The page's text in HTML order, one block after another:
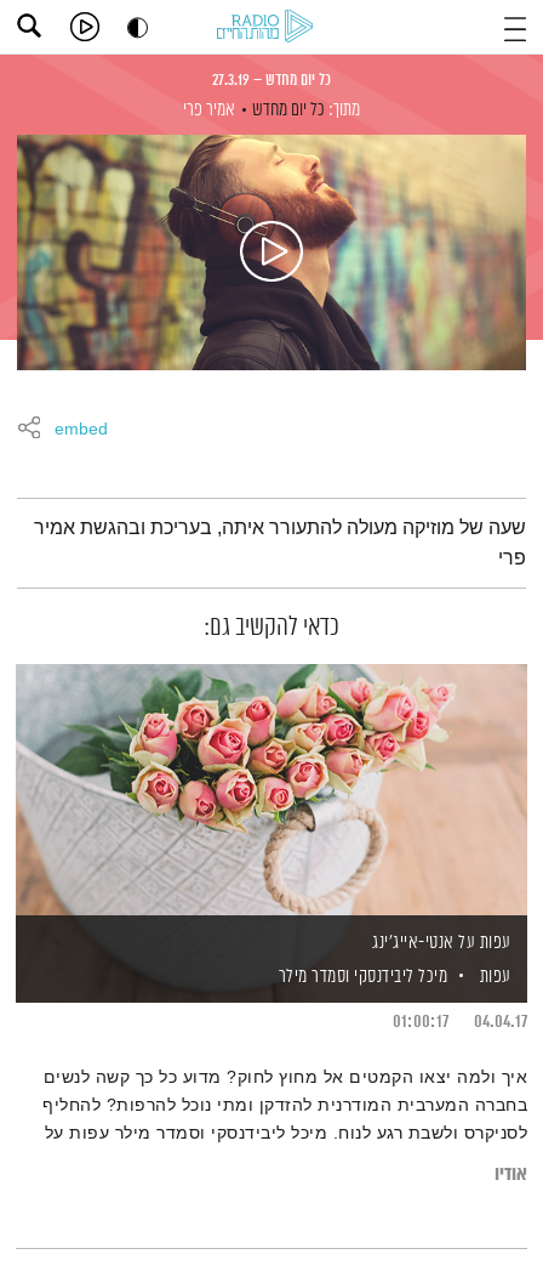
כל יום מחדש – 27.3.19
מתוך: כל יום מחדש אמיר פרי
embed
תמצית הפודקאסט
שעה של מוזיקה מעולה להתעורר איתה, בעריכת ובהגשת אמיר
פרי
כדאי להקשיב גם:
עפות על אנטי-אייג'ינג
עפות
מיכל ליבידנסקי וסמדר מילר
04.04.17
01:00:17
איך ולמה יצאו הקמטים אל מחוץ לחוק? מדוע כל כך קשה לנשים
בחברה המערבית המודרנית להזדקן ומתי נוכל להרפות? להחליף
לסניקרס ולשבת רגע לנוח. מיכל ליבידנסקי וסמדר מילר עפות על
אודיו